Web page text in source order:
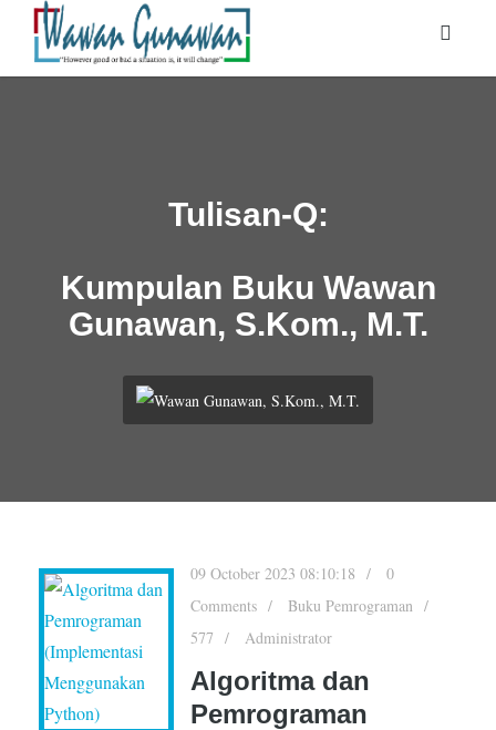
Tulisan-Q:
Kumpulan Buku Wawan
Gunawan, S.Kom., M.T.
09 October 2023 08:10:18
0
Comments
Buku Pemrograman
577
Administrator
Algoritma dan
Pemrograman